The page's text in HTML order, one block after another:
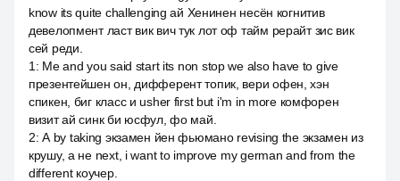
know its quite challenging ай Хенинен несён когнитив
девелопмент ласт вик вич тук лот оф тайм рерайт зис вик
сей реди.
1 : Me and you said start its non stop we also have to give
презентейшен он, дифферент топик, вери офен, хэн
спикен, биг класс и usher first but i'm in more комфорен
визит ай синк би юсфул, фо май.
2:А by taking экзамен йен фьюмано revising the экзамен из
крушу, а не next, i want to improve my german and from the
different коучер.